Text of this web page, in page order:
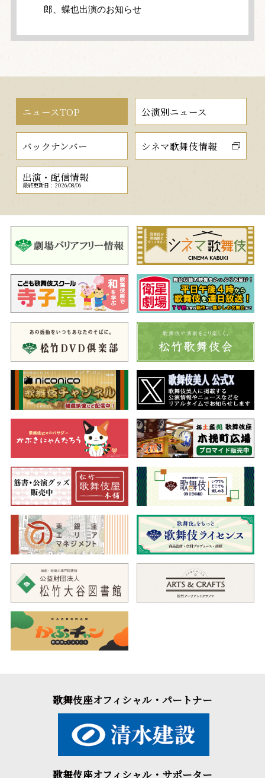
郎、蝶也出演のお知らせ
ニュースTOP 公演別ニュース
バックナンバー シネマ歌舞伎情報
出演・配信情報
最終更新日：2026/08/06
歌舞伎座オフィシャル・パートナー
歌舞伎座オフィシャル・サポーター